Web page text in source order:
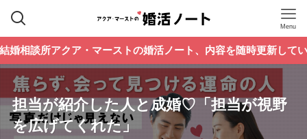
Menu
・マーストの婚活ノート、内容を随時更新しています。過去
担当が紹介した人と成婚♡「担当が視野
を広げてくれた」